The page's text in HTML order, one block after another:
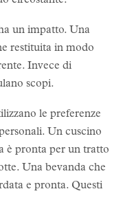
un impatto. Una
restituita in modo
Invece di
scopi.
le preferenze
Un cuscino
è pronta per un tratto
Una bevanda che
e pronta. Questi